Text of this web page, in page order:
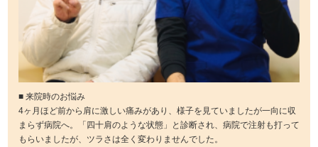
■ 来院時のお悩み
4ヶ月ほど前から肩に激しい痛みがあり、様子を見ていましたが一向に収
まらず病院へ。「四十肩のような状態」と診断され、病院で注射も打って
もらいましたが、ツラさは全く変わりませんでした。